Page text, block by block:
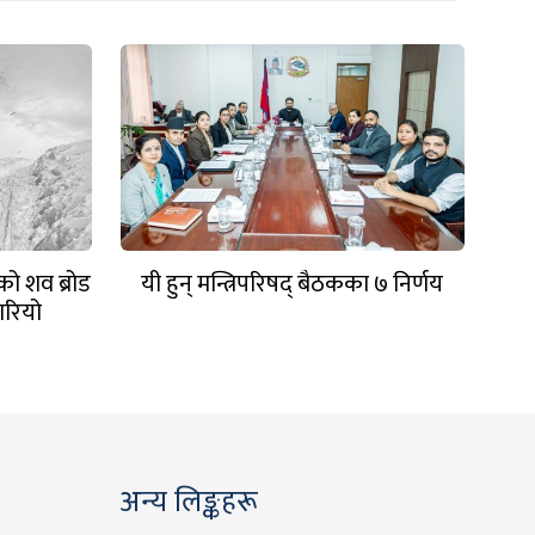
शव ब्रोड यी हुन् मन्त्रिपरिषद् बैठकका ७ निर्णय
अन्य लिङ्कहरू